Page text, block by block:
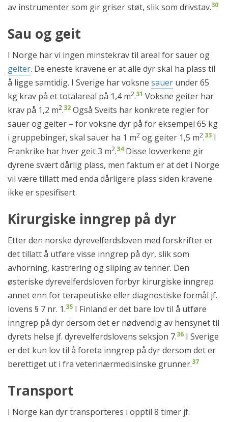
av instrumenter som gir griser støt, slik som drivstav.30
Sau og geit
I Norge har vi ingen minstekrav til areal for sauer og
geiter. De eneste kravene er at alle dyr skal ha plass til
å ligge samtidig. I Sverige har voksne sauer under 65
kg krav på et totalareal på 1,4 m2.31 Voksne geiter har
krav på 1,2 m2.32 Også Sveits har konkrete regler for
sauer og geiter – for voksne dyr på for eksempel 65 kg
i gruppebinger, skal sauer ha 1 m2 og geiter 1,5 m2.33 I
Frankrike har hver geit 3 m2.34 Disse lovverkene gir
dyrene svært dårlig plass, men faktum er at det i Norge
vil være tillatt med enda dårligere plass siden kravene
ikke er spesifisert.
Kirurgiske inngrep på dyr
Etter den norske dyrevelferdsloven med forskrifter er
det tillatt å utføre visse inngrep på dyr, slik som
avhorning, kastrering og sliping av tenner. Den
østeriske dyrevelferdsloven forbyr kirurgiske inngrep
annet enn for terapeutiske eller diagnostiske formål jf.
lovens § 7 nr. 1.35 I Finland er det bare lov til å utføre
inngrep på dyr dersom det er nødvendig av hensynet til
dyrets helse jf. dyrevelferdslovens seksjon 7.36 I Sverige
er det kun lov til å foreta inngrep på dyr dersom det er
berettiget ut i fra veterinærmedisinske grunner.37
Transport
I Norge kan dyr transporteres i opptil 8 timer jf.